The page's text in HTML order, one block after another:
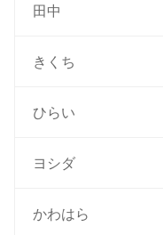
田中
きくち
ひらい
ヨシダ
かわはら